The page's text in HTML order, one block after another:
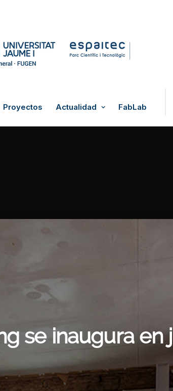
Proyectos Actualidad FabLab
se inaugura en